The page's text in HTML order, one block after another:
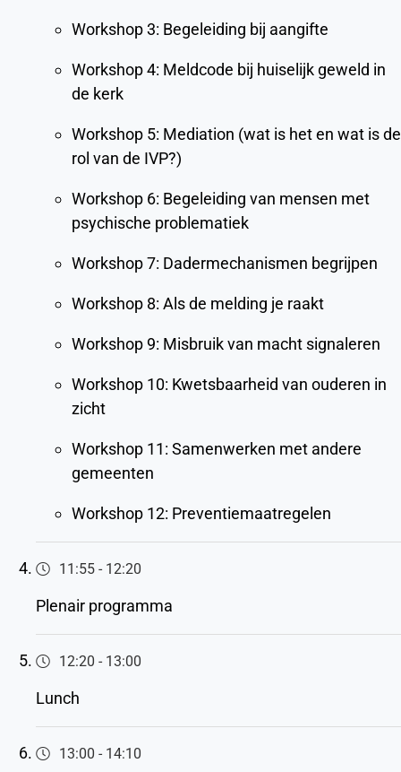
Workshop 3: Begeleiding bij aangifte
Workshop 4: Meldcode bij huiselijk geweld in
de kerk
Workshop 5: Mediation (wat is het en wat is de
rol van de IVP?)
Workshop 6: Begeleiding van mensen met
psychische problematiek
Workshop 7: Dadermechanismen begrijpen
Workshop 8: Als de melding je raakt
Workshop 9: Misbruik van macht signaleren
Workshop 10: Kwetsbaarheid van ouderen in
zicht
Workshop 11: Samenwerken met andere
gemeenten
Workshop 12: Preventiemaatregelen
11:55 - 12:20
Plenair programma
12:20 - 13:00
Lunch
13:00 - 14:10